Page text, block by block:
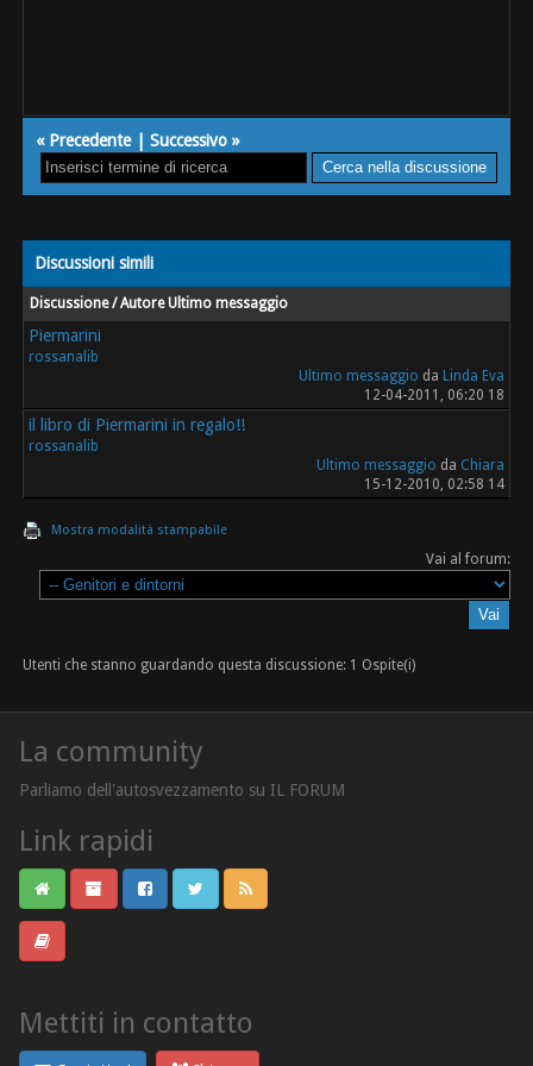
« Precedente|Successivo »
Discussioni simili
Discussione / Autore Ultimo messaggio
Piermarini
rossanalib
Ultimo messaggio da Linda Eva
12-04-2011, 06:20 18
il libro di Piermarini in regalo!!
rossanalib
Ultimo messaggio da Chiara
15-12-2010, 02:58 14
Mostra modalità stampabile
Vai al forum:
Utenti che stanno guardando questa discussione: 1 Ospite(i)
La community
Parliamo dell'autosvezzamento su IL FORUM
Link rapidi
Mettiti in contatto